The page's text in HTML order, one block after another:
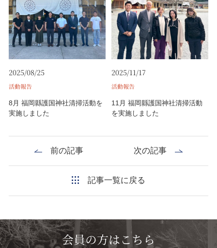
2025/08/25
活動報告
8月 福岡縣護国神社清掃活動を
実施しました
2025/11/17
活動報告
11月 福岡縣護国神社清掃活動
を実施しました
前の記事
記事一覧に戻る
次の記事
会員の方はこちら